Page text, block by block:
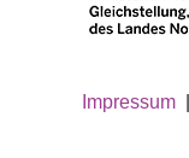
Impressum